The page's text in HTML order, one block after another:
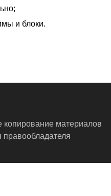
и блоки.
материалов
правообладателя